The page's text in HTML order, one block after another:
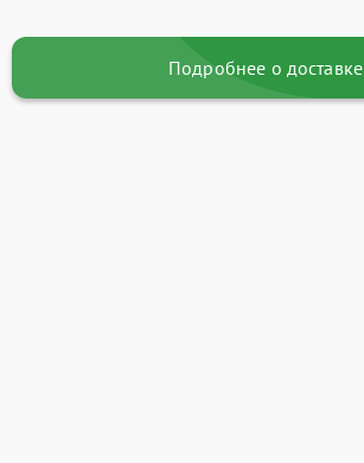
Подробнее о доставке